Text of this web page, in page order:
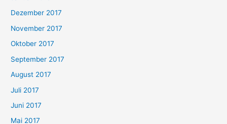
Dezember 2017
November 2017
Oktober 2017
September 2017
August 2017
Juli 2017
Juni 2017
Mai 2017